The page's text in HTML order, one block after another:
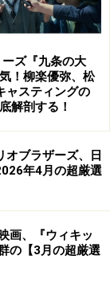
ル・クロウ）
編がなんと24
・メスカル）
）に気に入ら
な強さを見せ
いたのです。
ズ『九条の大
！柳楽優弥、松
スティングの
解剖する！
オブラザーズ、日
年4月の超厳選
画、『ウィキッ
の【3月の超厳選